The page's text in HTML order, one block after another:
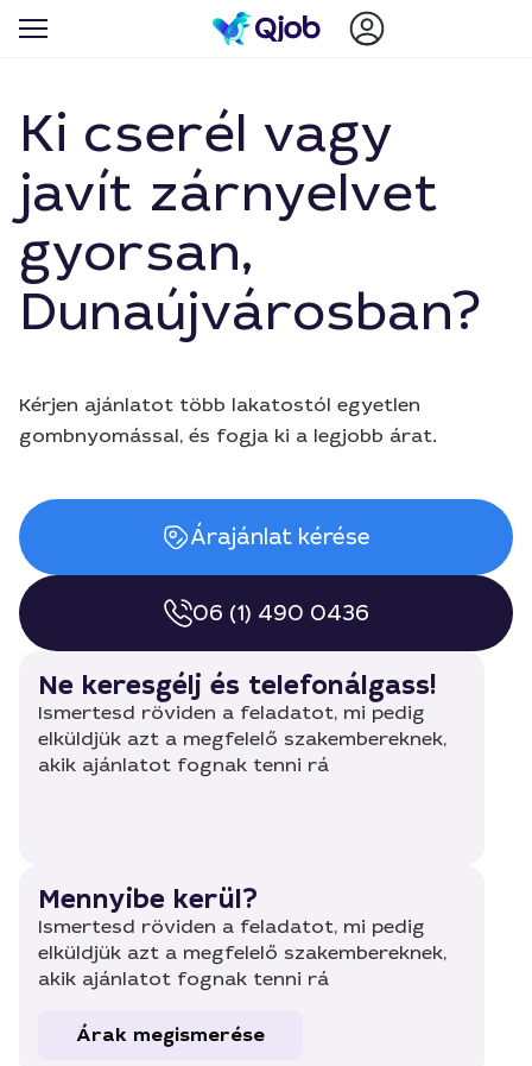
Ki cserél vagy
javít zárnyelvet
gyorsan,
Dunaújvárosban?
Kérjen ajánlatot több lakatostól egyetlen
gombnyomással, és fogja ki a legjobb árat.
Árajánlat kérése
06 (1) 490 0436
Ne keresgélj és telefonálgass!
Ismertesd röviden a feladatot, mi pedig
elküldjük azt a megfelelő szakembereknek,
akik ajánlatot fognak tenni rá
Mennyibe kerül?
Ismertesd röviden a feladatot, mi pedig
elküldjük azt a megfelelő szakembereknek,
akik ajánlatot fognak tenni rá
Árak megismerése